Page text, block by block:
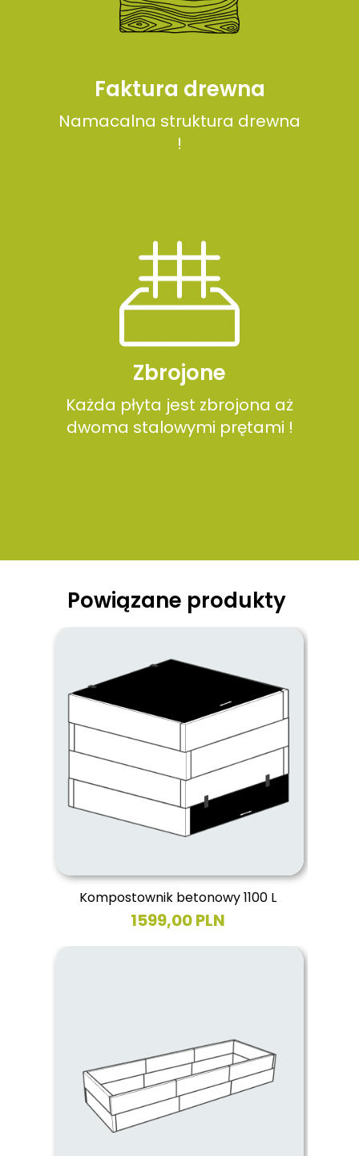
Faktura drewna
Namacalna struktura drewna
!
Zbrojone
Każda płyta jest zbrojona aż
dwoma stalowymi prętami !
Powiązane produkty
Kompostownik betonowy 1100 L
1599,00 PLN